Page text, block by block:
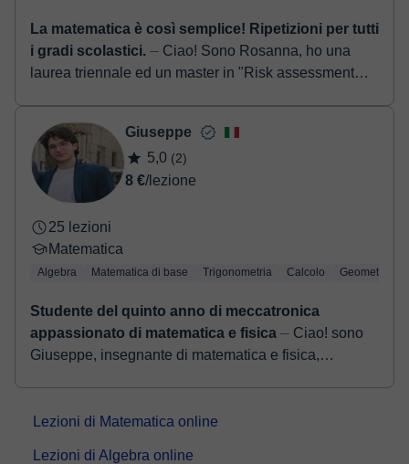
La matematica è così semplice! Ripetizioni per tutti
i gradi scolastici. ⏤ Ciao! Sono Rosanna, ho una
laurea triennale ed un master in "Risk assessment
Giuseppe
5,0 (2)
8 €/lezione
25 lezioni
Matematica
Algebra Matematica di base Trigonometria Calcolo Geometria
Studente del quinto anno di meccatronica
appassionato di matematica e fisica ⏤ Ciao! sono
Giuseppe, insegnante di matematica e fisica,
Lezioni di Matematica online
Lezioni di Algebra online